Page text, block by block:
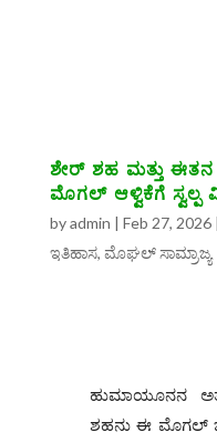
ಶೇರ್ ಶಹ ಮತ್ತು
ಮೊಗಲ್ ಆಳ್ವಿಕೆಗೆ ಸ್ವಲ್ಪ
byadmin | Feb 27, 2026|
ಇತಿಹಾಸ, ಮೊಘಲ್‌ ಸಾಮ್ರಾಜ್ಯ
ಹುಮಾಯೂನನ
ಶಹನು ಈ ಮೊಗಲ್